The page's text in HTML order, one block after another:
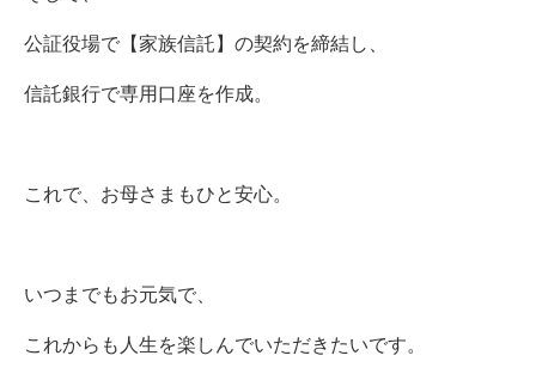
公証役場で【家族信託】の契約を締結し、
信託銀行で専用口座を作成。
これで、お母さまもひと安心。
いつまでもお元気で、
これからも人生を楽しんでいただきたいです。